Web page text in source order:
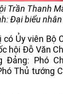
Trần Thanh
Đại biểu
Ủy viên Bộ
hội Đỗ Văn
Đảng: Phó
Thủ tướng